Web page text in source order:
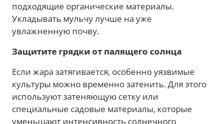
подходящие органические материалы.
Укладывать мульчу лучше на уже
увлажненную почву.
Защитите грядки от палящего солнца
Если жара затягивается, особенно уязвимые
культуры можно временно затенить. Для этого
используют затеняющую сетку или
специальные садовые материалы, которые
уменьшают интенсивность солнечного